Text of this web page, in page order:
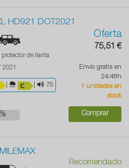
HD921 DOT2021
protector de llanta
2021
75
Oferta
75,51 €
Envío gratis en
24/48h
1 unidades en
stock
Comprar
Recomendado